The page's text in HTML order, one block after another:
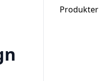
Produkter